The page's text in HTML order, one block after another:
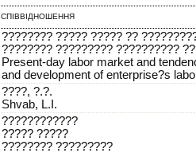
СПІВВІДНОШЕННЯ
???????? ????? ????? ??
???????? ????????? ??????????
Present-day labor market and
and development of enterprise?s
????, ?.?.
Shvab, L.I.
????????????
????? ?????
???????? ?????????